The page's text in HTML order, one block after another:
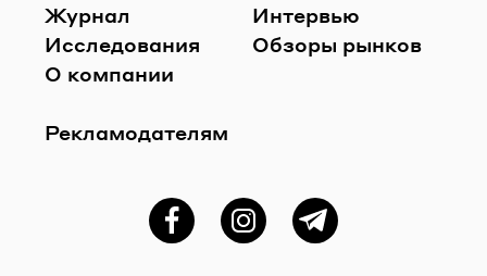
Журнал
Исследования
О компании
Рекламодателям
Интервью
Обзоры рынков
ФейсбукInstagramTelegram